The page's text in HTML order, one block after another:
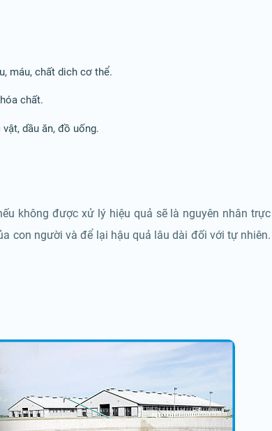
máu, chất dich cơ thể.
chất.
dầu ăn, đồ uống.
không được xử lý hiệu quả sẽ là nguyên nhân trực
con người và để lại hậu quả lâu dài đối với tự nhiên.